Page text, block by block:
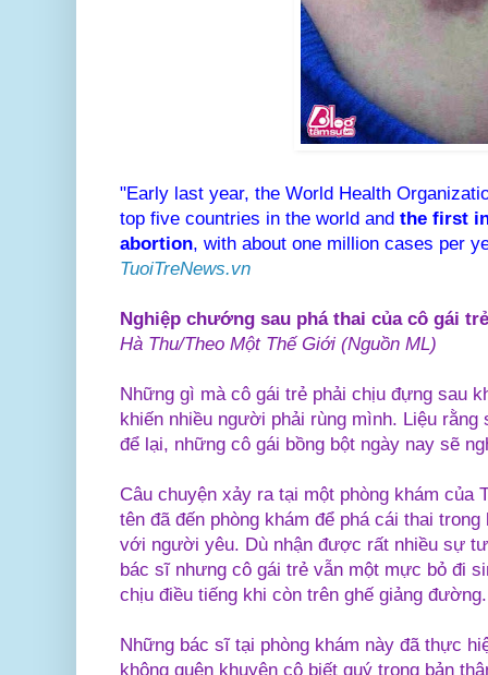
"Early last year, the World Health
top five countries in the world and the first
abortion, with about one million cases per
TuoiTreNews.vn
Nghiệp chướng sau phá thai của cô gái
Hà Thu/Theo Một Thế Giới (Nguồn ML)
Những gì mà cô gái trẻ phải chịu đựng sau
khiến nhiều người phải rùng mình. Liệu rằng
để lại, những cô gái bồng bột ngày nay sẽ
Câu chuyện xảy ra tại một phòng khám của
tên đã đến phòng khám để phá cái thai
với người yêu. Dù nhận được rất nhiều sự
bác sĩ nhưng cô gái trẻ vẫn một mực bỏ đi
chịu điều tiếng khi còn trên ghế giảng đường.
Những bác sĩ tại phòng khám này đã thực
không quên khuyên cô biết quý trọng bản